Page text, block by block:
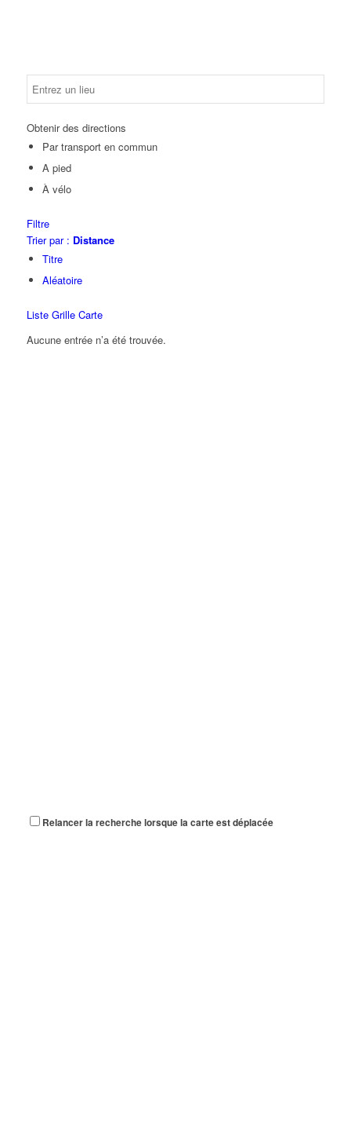
Obtenir des directions
Par transport en commun
A pied
À vélo
Filtre
Trier par : Distance
Titre
Aléatoire
Liste Grille Carte
Aucune entrée n’a été trouvée.
Relancer la recherche lorsque la carte est déplacée